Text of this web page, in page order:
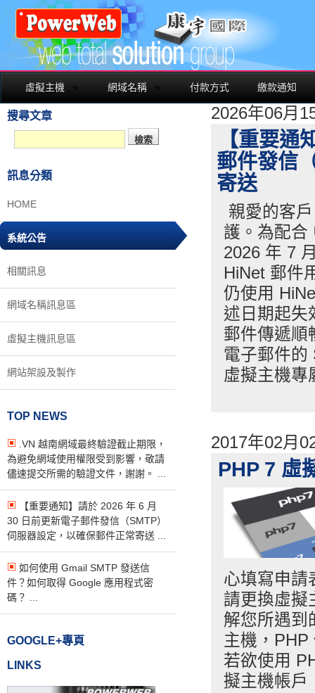
虛擬主機 網域名稱 付款方式 繳款通知
搜尋文章
訊息分類
HOME
系統公告
相關訊息
網域名稱訊息區
虛擬主機訊息區
網站架設及製作
TOP NEWS
.VN 越南網域最終驗證截止期限，
為避免網域使用權限受到影響，敬請
儘速提交所需的驗證文件，謝謝。 ...
【重要通知】請於 2026 年 6 月
30 日前更新電子郵件發信（SMTP）
伺服器設定，以確保郵件正常寄送 ...
如何使用 Gmail SMTP 發送信
件？如何取得 Google 應用程式密
碼？ ...
GOOGLE+專頁
LINKS
2026年06月
【重要通
郵件發信
寄送
親愛的客
護。為配合
2026 年 7
HiNet 郵件
仍使用
述日期起失
郵件傳遞順
電子郵件的
虛擬主機專
2017年02月
PHP 7 虛
心填寫申請
請更換虛擬
解您所遇到
主機，
若欲使用
擬主機帳戶